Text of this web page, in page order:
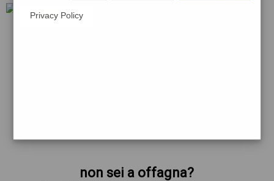
non sei a offagna?
Privacy Policy